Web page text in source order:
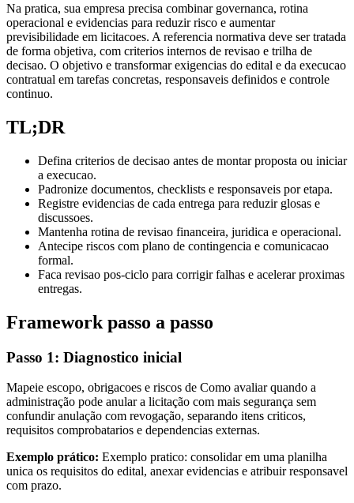
Na pratica, sua empresa precisa combinar governanca, rotina
operacional e evidencias para reduzir risco e aumentar
previsibilidade em licitacoes. A referencia normativa deve ser tratada
de forma objetiva, com criterios internos de revisao e trilha de
decisao. O objetivo e transformar exigencias do edital e da execucao
contratual em tarefas concretas, responsaveis definidos e controle
continuo.
TL;DR
Defina criterios de decisao antes de montar proposta ou iniciar
a execucao.
Padronize documentos, checklists e responsaveis por etapa.
Registre evidencias de cada entrega para reduzir glosas e
discussoes.
Mantenha rotina de revisao financeira, juridica e operacional.
Antecipe riscos com plano de contingencia e comunicacao
formal.
Faca revisao pos-ciclo para corrigir falhas e acelerar proximas
entregas.
Framework passo a passo
Passo 1: Diagnostico inicial
Mapeie escopo, obrigacoes e riscos de Como avaliar quando a
administração pode anular a licitação com mais segurança sem
confundir anulação com revogação, separando itens criticos,
requisitos comprobatarios e dependencias externas.
Exemplo prático: Exemplo pratico: consolidar em uma planilha
unica os requisitos do edital, anexar evidencias e atribuir responsavel
com prazo.